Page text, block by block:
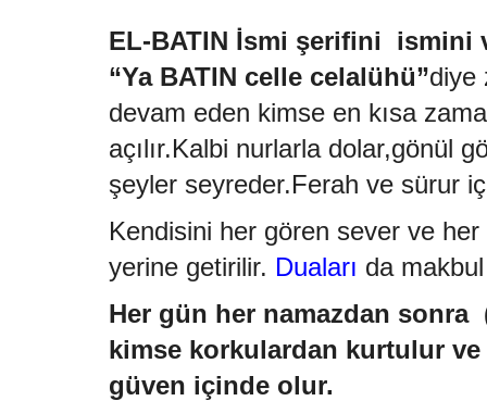
EL-BATIN İsmi şerifini ismini
“Ya BATIN celle celalühü”diye
devam eden kimse en kısa
açılır.Kalbi nurlarla dolar,gönül
şeyler seyreder.Ferah ve sürur
Kendisini her gören sever ve her
yerine getirilir. Duaları da
Her gün her namazdan sonra
kimse korkulardan kurtulur ve
güven içinde olur.